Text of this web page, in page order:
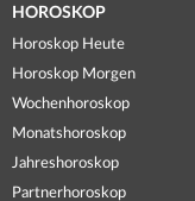
HOROSKOP
Horoskop Heute
Horoskop Morgen
Wochenhoroskop
Monatshoroskop
Jahreshoroskop
Partnerhoroskop